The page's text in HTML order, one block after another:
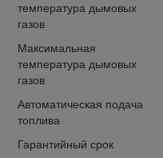
температура дымовых
газов
Максимальная
температура дымовых
газов
Автоматическая подача
топлива
Гарантийный срок